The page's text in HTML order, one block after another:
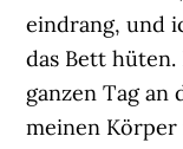
eindrang, und
das Bett
ganzen Tag
meinen